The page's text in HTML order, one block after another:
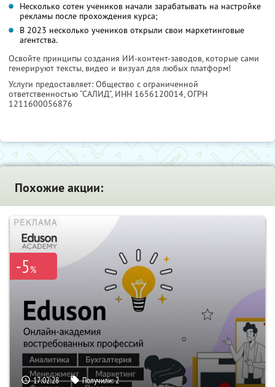
Несколько сотен учеников начали зарабатывать на настройке
рекламы после прохождения курса;
В 2023 несколько учеников открыли свои маркетинговые
агентства.
Освойте принципы создания ИИ-контент-заводов, которые сами
генерируют тексты, видео и визуал для любых платформ!
Услуги предоставляет: Общество с ограниченной
ответственностью “САЛИД”, ИНН 1656120014, ОГРН
1211600056876
Похожие акции:
-5%
17:02:27 Получили:2